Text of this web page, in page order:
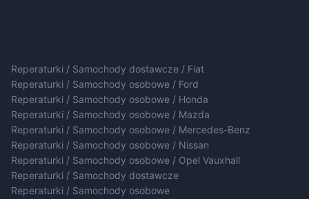
Reperaturki / Samochody dostawcze / Fiat
Reperaturki / Samochody osobowe / Ford
Reperaturki / Samochody osobowe / Honda
Reperaturki / Samochody osobowe / Mazda
Reperaturki / Samochody osobowe / Mercedes-Benz
Reperaturki / Samochody osobowe / Nissan
Reperaturki / Samochody osobowe / Opel Vauxhall
Reperaturki / Samochody dostawcze
Reperaturki / Samochody osobowe